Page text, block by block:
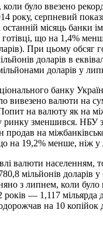
було ввезено
року, серпневий
місяць банки
готівці, що на 1,4%
При цьому обсяг
доларів в
доларів у
банку
вивезено валюти на
на валюту як на
ринку зменшився. НБУ
продав на
на 19,2% менше, ніж у
валюти населенням,
мільйонів доларів
з липнем, коли було
років — 1,117 мільярда
на 10 копійок